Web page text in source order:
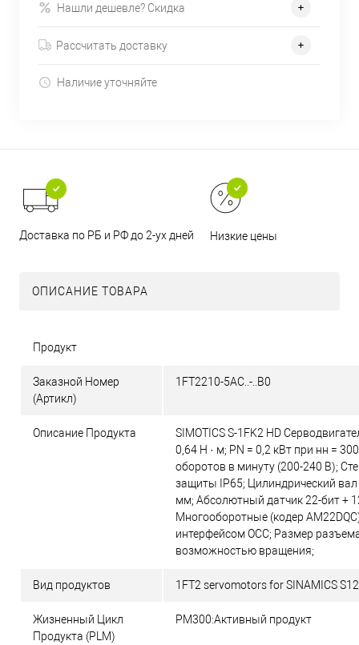
Нашли дешевле? Скидка
Рассчитать доставку
Наличие уточняйте
Доставка по РБ и РФ до 2-ух дней Низкие цены
ОПИСАНИЕ ТОВАРА
Продукт
Заказной Номер
(Артикл)
1FT2210-5AC..-..B0
Описание Продукта
SIMOTICS S-1FK2 HD
0,64 Н · м; PN = 0,2 кВт при нн =
оборотов в минуту (200-240 В);
защиты IP65; Цилиндрический вал
мм; Абсолютный датчик 22-бит +
Многооборотные (кодер
интерфейсом OCC; Размер
возможностью вращения;
Вид продуктов 1FT2 servomotors for SINAMICS
Жизненный Цикл
Продукта (PLM)
PM300:Активный продукт